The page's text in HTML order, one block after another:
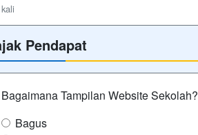
kali
Pendapat
Bagaimana Tampilan Website Sekolah?
Bagus